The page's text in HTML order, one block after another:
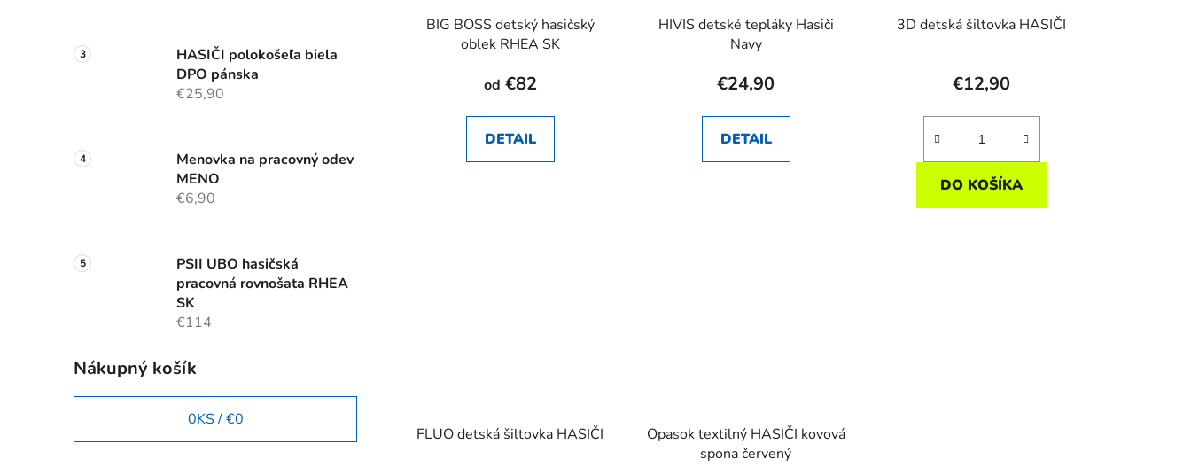
HASIČI polokošeľa biela
DPO pánska
€25,90
Menovka na pracovný odev
MENO
€6,90
PSII UBO hasičská
pracovná rovnošata RHEA
SK
€114
Nákupný košík
0KS /€0
BIG BOSS detský hasičský
oblek RHEA SK
od €82
DETAIL
HIVIS detské tepláky Hasiči
Navy
€24,90
DETAIL
3D detská šiltovka HASIČI
€12,90
DO KOŠÍKA
FLUO detská šiltovka HASIČI
Opasok textilný HASIČI kovová
spona červený